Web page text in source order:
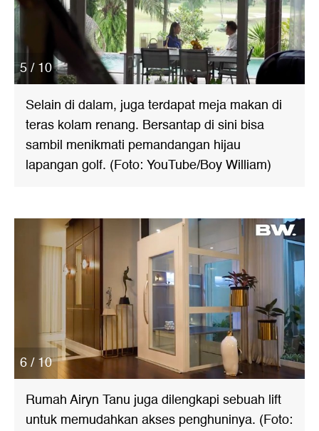
5 / 10
Selain di dalam, juga terdapat meja makan di
teras kolam renang. Bersantap di sini bisa
sambil menikmati pemandangan hijau
lapangan golf. (Foto: YouTube/Boy William)
6 / 10
Rumah Airyn Tanu juga dilengkapi sebuah lift
untuk memudahkan akses penghuninya. (Foto: